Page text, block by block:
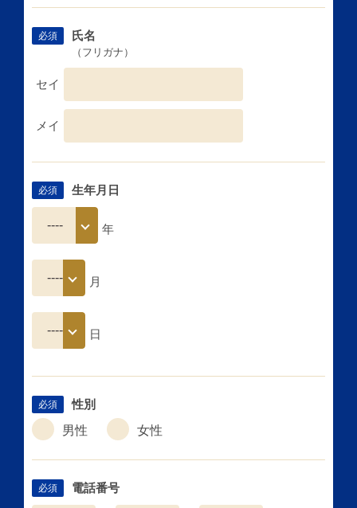
必須 氏名
（フリガナ）
セイ
メイ
必須 生年月日
年
月
日
必須
性別
男性
女性
必須 電話番号